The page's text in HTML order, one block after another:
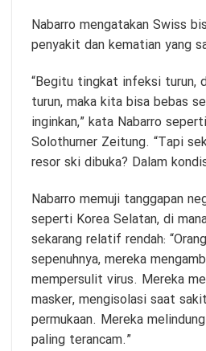
Nabarro mengatakan Swiss
penyakit dan kematian yang
“Begitu tingkat infeksi turun,
turun, maka kita bisa bebas
inginkan,” kata Nabarro
Solothurner Zeitung. “Tapi
resor ski dibuka? Dalam
Nabarro memuji tanggapan
seperti Korea Selatan, di
sekarang relatif rendah:
sepenuhnya, mereka
mempersulit virus. Mereka
masker, mengisolasi saat
permukaan. Mereka
paling terancam.”